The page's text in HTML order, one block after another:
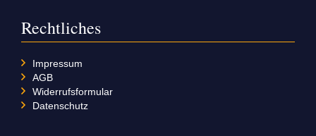
Rechtliches
Impressum
AGB
Widerrufsformular
Datenschutz